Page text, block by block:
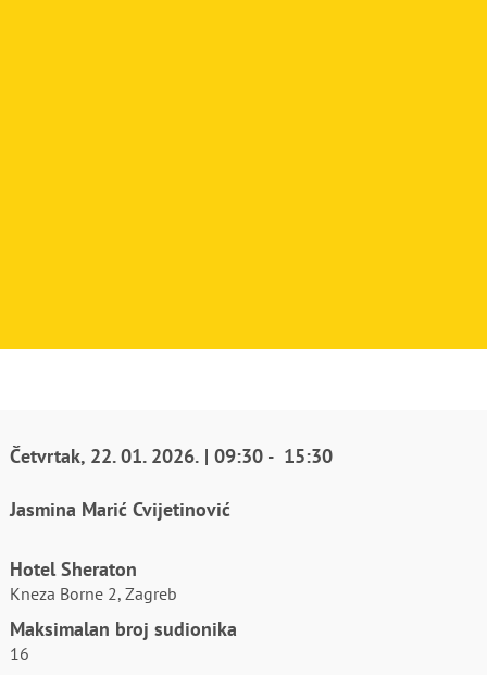
Četvrtak, 22. 01. 2026. |09:30 - 15:30
Jasmina Marić Cvijetinović
Hotel Sheraton
Kneza Borne 2, Zagreb
Maksimalan broj sudionika
16